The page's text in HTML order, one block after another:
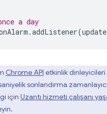
a day
.addListener(
Chrome API etkinlik
sonlandırma
için Uzantı hizmeti çalışanı